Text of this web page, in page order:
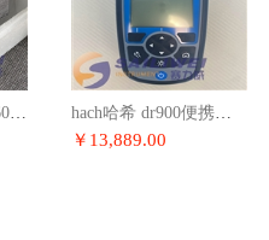
hach氨氮试剂货号2606945-cn量程0.4-50mg/l hach哈希 dr900便携式多参数比色计 9385100-cn
￥13,889.00